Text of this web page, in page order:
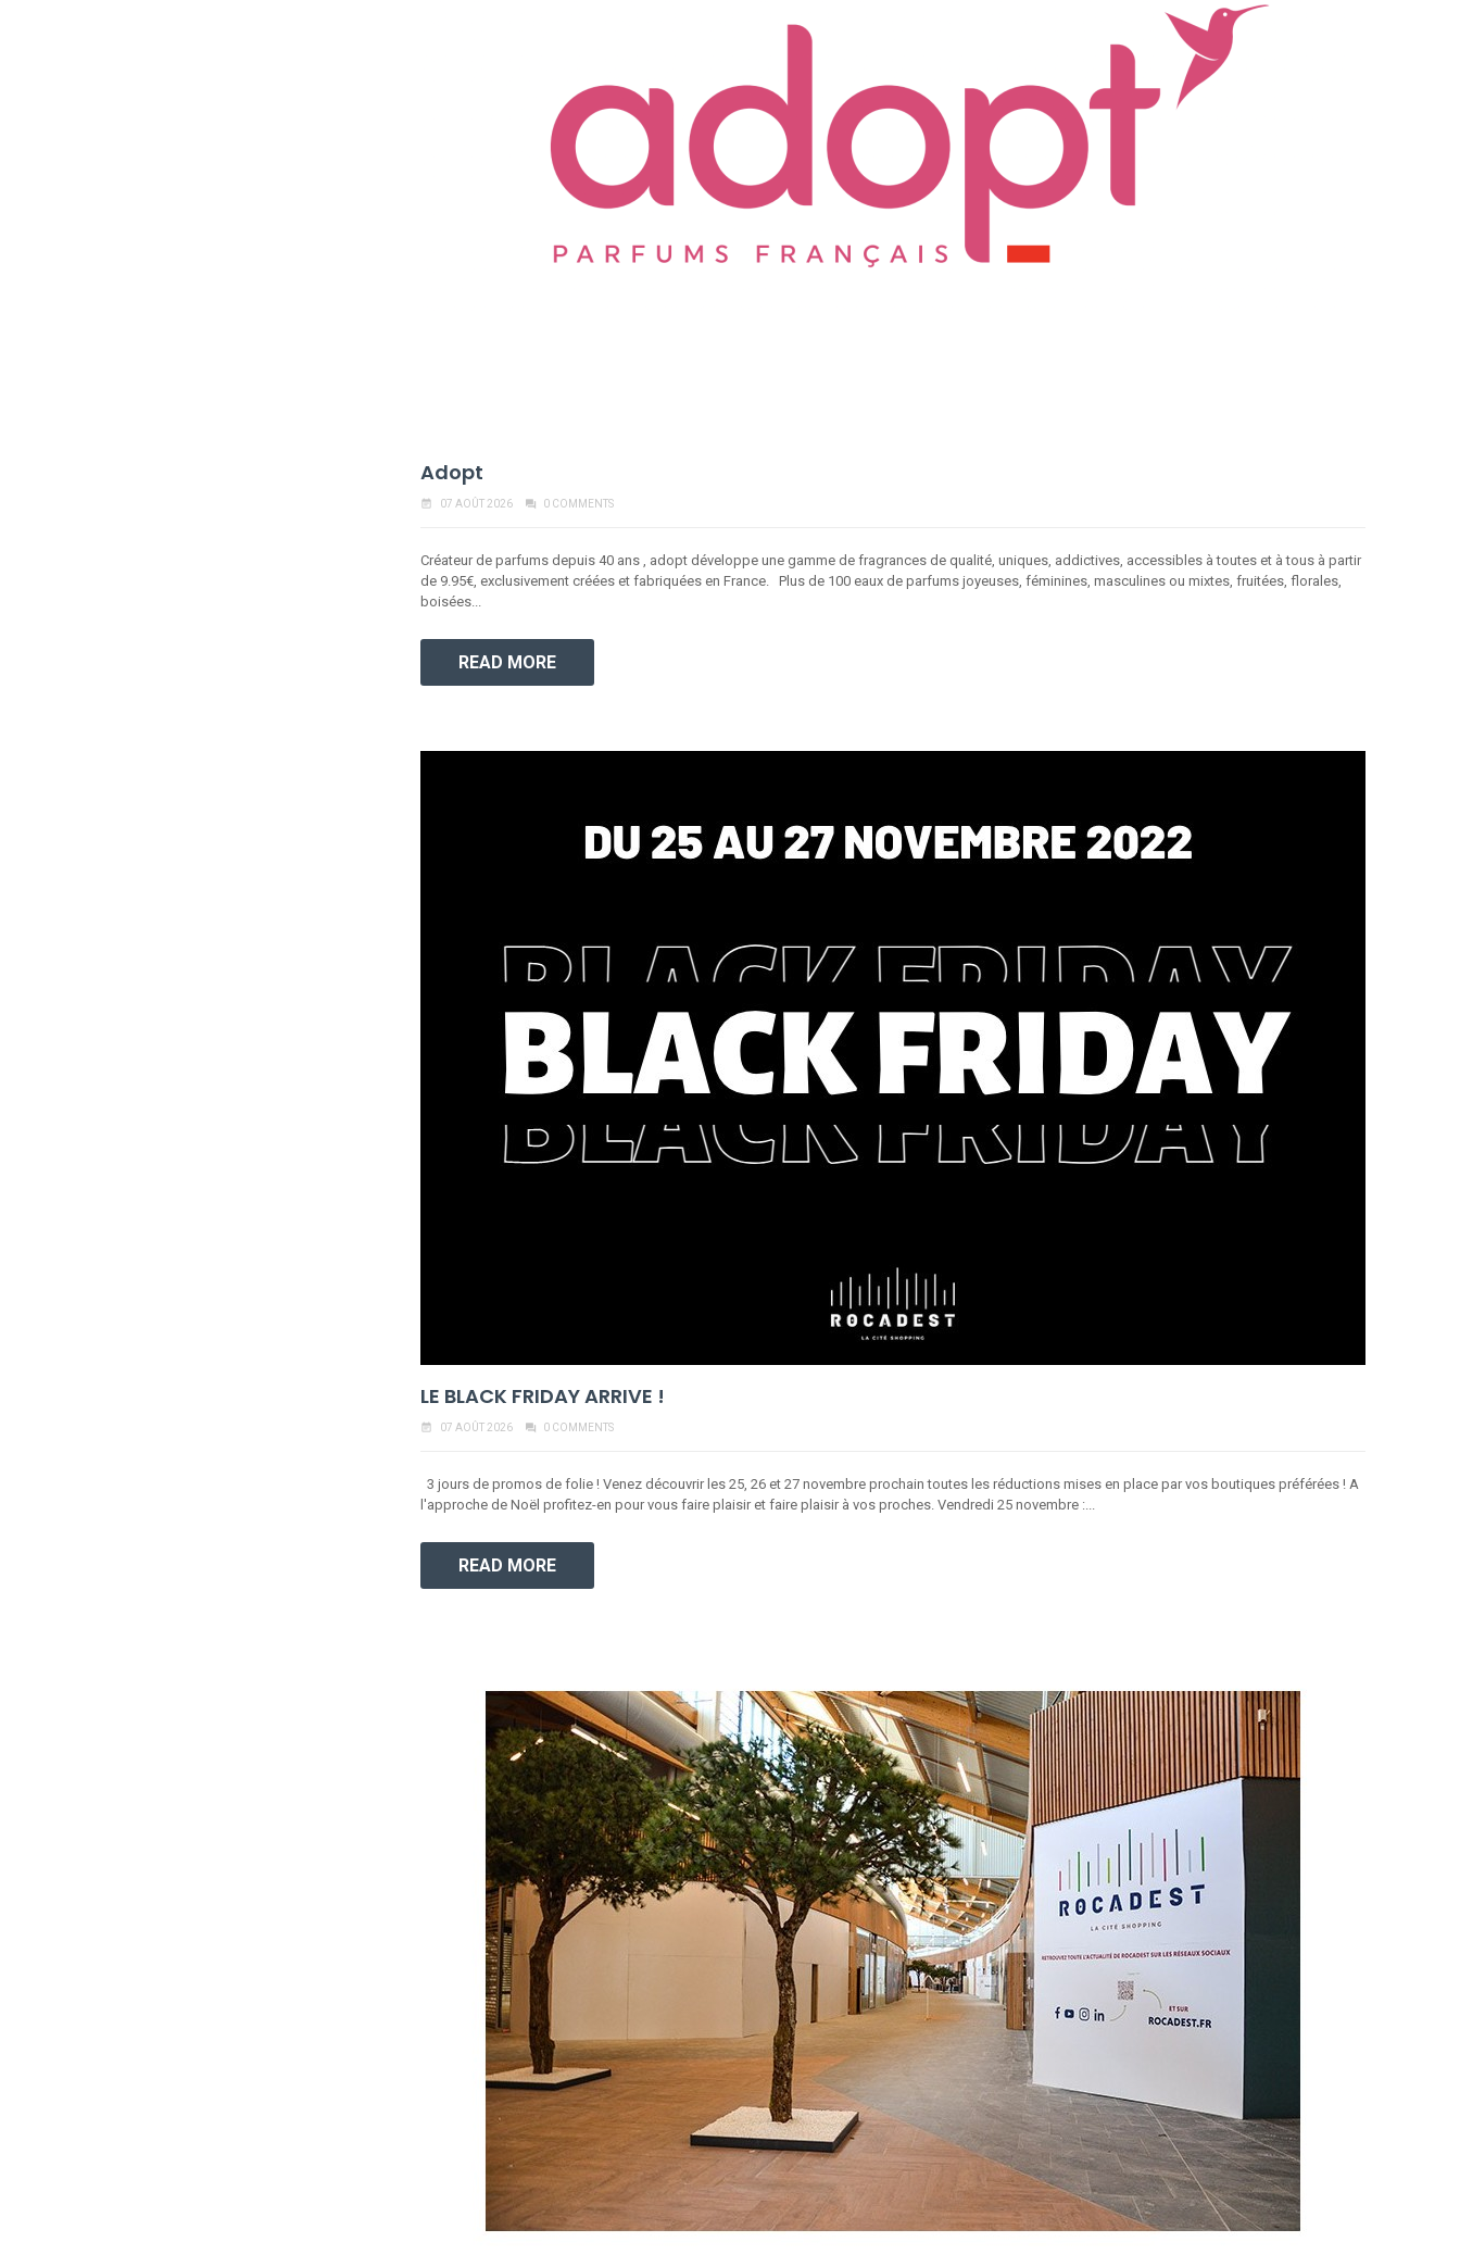
Adopt
event_note 07 AOÛT 2026 0 COMMENTS
Créateur de parfums depuis 40 ans , adopt développe une gamme de fragrances de qualité, uniques, addictives, accessibles à toutes et à tous à partir
de 9.95€, exclusivement créées et fabriquées en France. Plus de 100 eaux de parfums joyeuses, féminines, masculines ou mixtes, fruitées, florales,
boisées...
READ MORE
LE BLACK FRIDAY ARRIVE !
event_note 07 AOÛT 2026 0 COMMENTS
3 jours de promos de folie ! Venez découvrir les 25, 26 et 27 novembre prochain toutes les réductions mises en place par vos boutiques préférées ! A
l'approche de Noël profitez-en pour vous faire plaisir et faire plaisir à vos proches. Vendredi 25 novembre :...
READ MORE